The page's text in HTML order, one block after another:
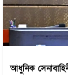
আধুনিক